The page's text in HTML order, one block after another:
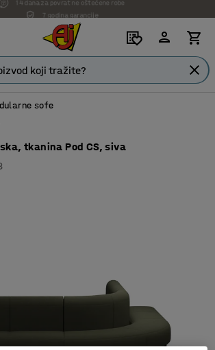
7 godina garancije
sofe
tkanina Pod CS, siva